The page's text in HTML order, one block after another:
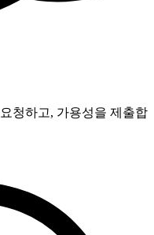
청하고, 가용성을 제출합